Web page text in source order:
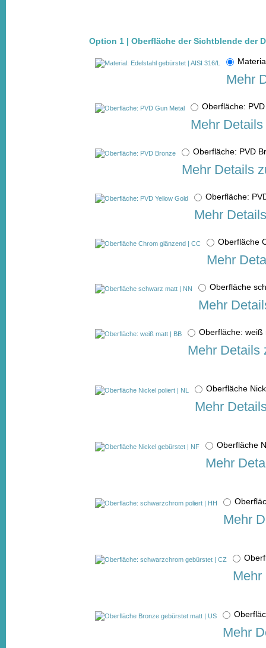
Option 1 | Oberfläche der Sichtblende der
Mehr
Oberfläche:
Mehr
Oberfläche: PVD
Mehr Details
Oberfläche:
Mehr
Oberfläche
Mehr
Oberfläche
Mehr
Oberfläche:
Mehr Details
Oberfläche
Mehr
Oberfläche
Mehr
Mehr
Mehr
Mehr